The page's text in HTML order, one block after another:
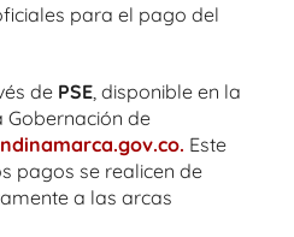
para el pago del
de PSE , disponible en la
Gobernación de
. Este
pagos se realicen de
a las arcas